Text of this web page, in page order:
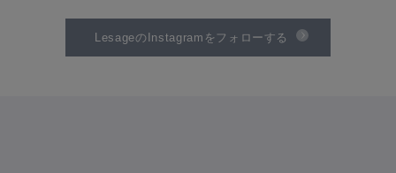
LesageのInstagramをフォローする